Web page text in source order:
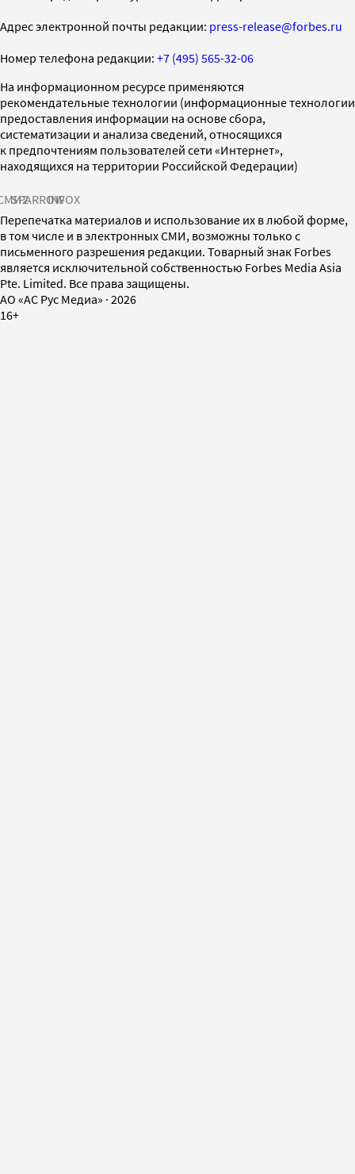
Адрес электронной почты редакции: press-release@forbes.ru
Номер телефона редакции: +7 (495) 565-32-06
На информационном ресурсе применяются
рекомендательные технологии (информационные технологии
предоставления информации на основе сбора,
систематизации и анализа сведений, относящихся
к предпочтениям пользователей сети «Интернет»,
находящихся на территории Российской Федерации)
SPARROWINFOX
Перепечатка материалов и использование их в любой форме,
в том числе и в электронных СМИ, возможны только с
письменного разрешения редакции. Товарный знак Forbes
является исключительной собственностью Forbes Media Asia
Pte. Limited. Все права защищены.
AO «АС Рус Медиа» · 2026
16+